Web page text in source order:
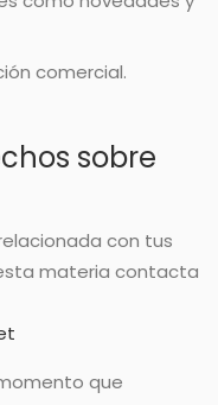
comercial.
sobre
con tus
materia contacta
que